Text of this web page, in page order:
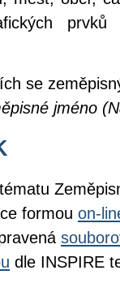
se
jméno
formou on-
dle INSPIRE